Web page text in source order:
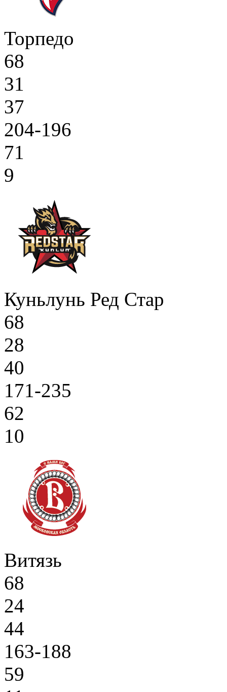
Торпедо
68
31
37
204-196
71
9
Куньлунь Ред Стар
68
28
40
171-235
62
10
Витязь
68
24
44
163-188
59